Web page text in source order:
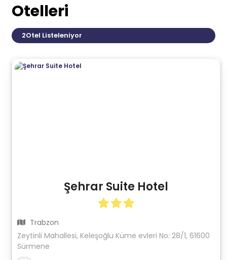
Otelleri
2Otel Listeleniyor
Şehrar Suite Hotel
Trabzon
Zeytinli Mahallesi, Keleşoğlu Küme evleri No: 28/1, 61600
Sürmene